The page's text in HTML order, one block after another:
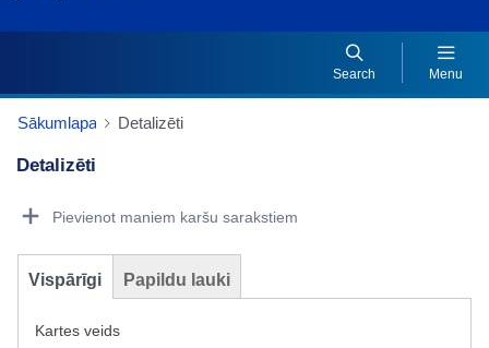
Search Menu
Sākumlapa Detalizēti
Detalizēti
Pievienot maniem karšu sarakstiem
Vispārīgi Papildu lauki
Kartes veids